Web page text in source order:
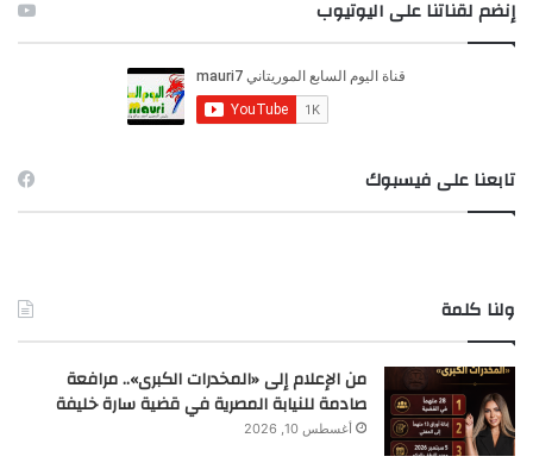
ن
:
إنضم لقناتنا على اليوتيوب
تابعنا على فيسبوك
ولنا كلمة
من الإعلام إلى «المخدرات الكبرى».. مرافعة
صادمة للنيابة المصرية في قضية سارة خليفة
أغسطس 10, 2026